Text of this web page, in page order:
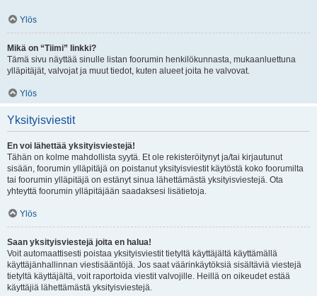
Ylös
Mikä on “Tiimi” linkki?
Tämä sivu näyttää sinulle listan foorumin henkilökunnasta, mukaanluettuna
ylläpitäjät, valvojat ja muut tiedot, kuten alueet joita he valvovat.
Ylös
Yksityisviestit
En voi lähettää yksityisviestejä!
Tähän on kolme mahdollista syytä. Et ole rekisteröitynyt ja/tai kirjautunut
sisään, foorumin ylläpitäjä on poistanut yksityisviestit käytöstä koko foorumilta
tai foorumin ylläpitäjä on estänyt sinua lähettämästä yksityisviestejä. Ota
yhteyttä foorumin ylläpitäjään saadaksesi lisätietoja.
Ylös
Saan yksityisviestejä joita en halua!
Voit automaattisesti poistaa yksityisviestit tietyltä käyttäjältä käyttämällä
käyttäjänhallinnan viestisääntöjä. Jos saat väärinkäytöksiä sisältäviä viestejä
tietyltä käyttäjältä, voit raportoida viestit valvojille. Heillä on oikeudet estää
käyttäjiä lähettämästä yksityisviestejä.